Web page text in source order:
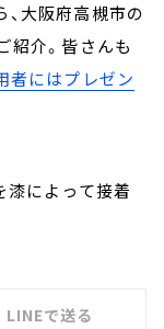
大阪府高槻市の
紹介。皆さんも
者にはプレゼン
漆によって接着
LINEで送る